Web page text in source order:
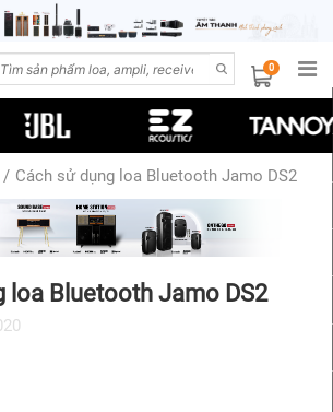
0
/ Cách sử dụng loa Bluetooth Jamo DS2
loa Bluetooth Jamo DS2